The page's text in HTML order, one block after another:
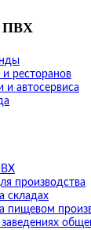
ПВХ
ресторанов
автосервиса
производства
складах
пищевом